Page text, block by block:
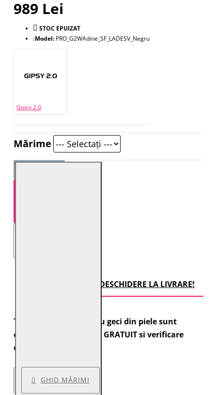
989 Lei
STOC EPUIZAT
Model: PRO_G2WAdine_SF_LADESV_Negru
Gipsy 2.0
Mărime
TRANSPORT CU DESCHIDERE LA LIVRARE!
Toate comenzile pentru geci din piele sunt
expediate cu transport GRATUIT si verificare
colet.
GHID MĂRIMI